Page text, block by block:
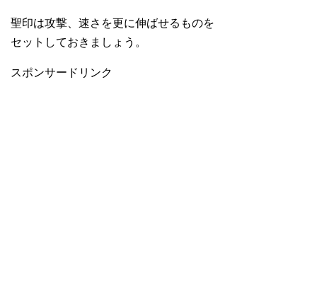
聖印は攻撃、速さを更に伸ばせるものを
セットしておきましょう。
スポンサードリンク